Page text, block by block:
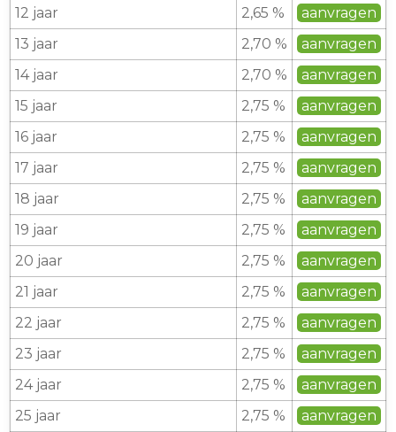
12 jaar
2,65 %
aanvragen
13 jaar
2,70 %
aanvragen
14 jaar
2,70 %
aanvragen
15 jaar
2,75 %
aanvragen
16 jaar
2,75 %
aanvragen
17 jaar
2,75 %
aanvragen
18 jaar
2,75 %
aanvragen
19 jaar
2,75 %
aanvragen
20 jaar
2,75 %
aanvragen
21 jaar
2,75 %
aanvragen
22 jaar
2,75 %
aanvragen
23 jaar
2,75 %
aanvragen
24 jaar
2,75 %
aanvragen
25 jaar
2,75 %
aanvragen